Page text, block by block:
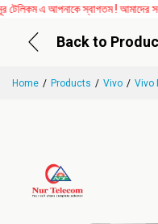
এ আপনাকে স্বাগতম ! আমাদের সব
Back to
Home Products Vivo Vivo